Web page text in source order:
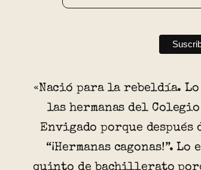
«Nació para la rebeldía.
las hermanas del
Envigado porque
“¡Hermanas cagonas!”.
quinto de bachillerato